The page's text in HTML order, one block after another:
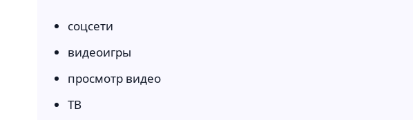
соцсети
видеоигры
просмотр видео
ТВ